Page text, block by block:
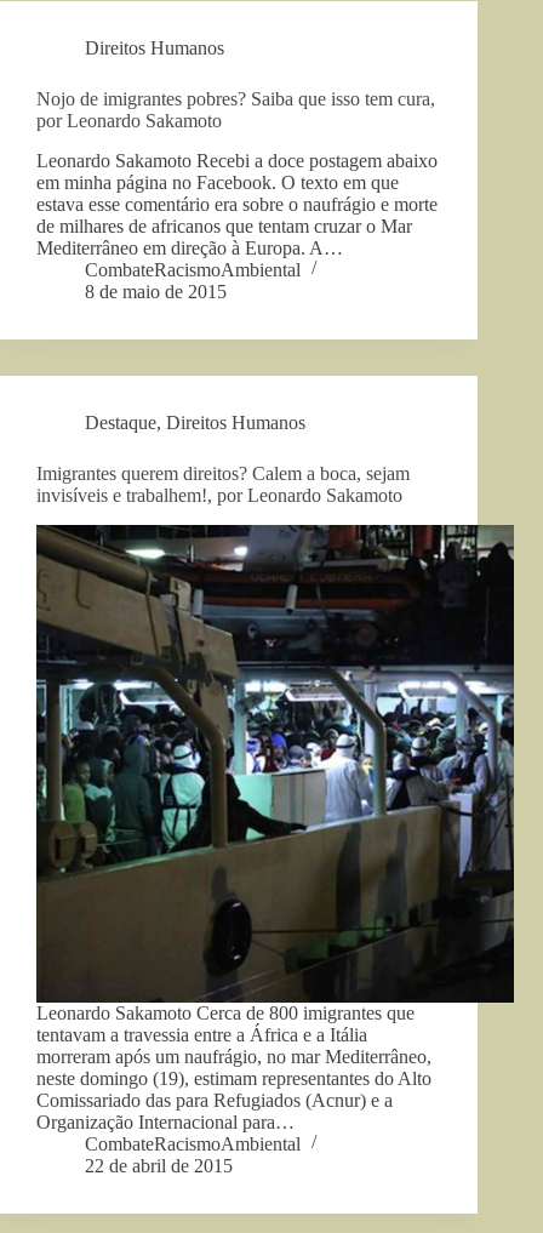
Direitos Humanos
Nojo de imigrantes pobres? Saiba que isso tem cura,
por Leonardo Sakamoto
Leonardo Sakamoto Recebi a doce postagem abaixo
em minha página no Facebook. O texto em que
estava esse comentário era sobre o naufrágio e morte
de milhares de africanos que tentam cruzar o Mar
Mediterrâneo em direção à Europa. A…
CombateRacismoAmbiental
8 de maio de 2015
Destaque, Direitos Humanos
Imigrantes querem direitos? Calem a boca, sejam
invisíveis e trabalhem!, por Leonardo Sakamoto
Leonardo Sakamoto Cerca de 800 imigrantes que
tentavam a travessia entre a África e a Itália
morreram após um naufrágio, no mar Mediterrâneo,
neste domingo (19), estimam representantes do Alto
Comissariado das para Refugiados (Acnur) e a
Organização Internacional para…
CombateRacismoAmbiental
22 de abril de 2015